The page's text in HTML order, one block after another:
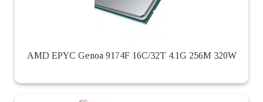
AMD EPYC Genoa 9174F 16C/32T 4.1G 256M 320W